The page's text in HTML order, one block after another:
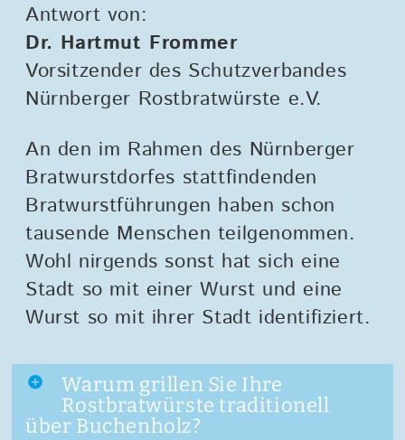
Antwort von:
Dr. Hartmut Frommer
Vorsitzender des Schutzverbandes
Nürnberger Rostbratwürste e.V.
An den im Rahmen des Nürnberger
Bratwurstdorfes stattfindenden
Bratwurstführungen haben schon
tausende Menschen teilgenommen.
Wohl nirgends sonst hat sich eine
Stadt so mit einer Wurst und eine
Wurst so mit ihrer Stadt identifiziert.
Warum grillen Sie Ihre
Rostbratwürste traditionell
über Buchenholz?